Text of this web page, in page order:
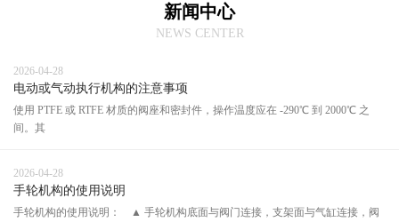
新闻中心
NEWS CENTER
2026-04-28
电动或气动执行机构的注意事项
使用 PTFE 或 RTFE 材质的阀座和密封件，操作温度应在 -290℃ 到 2000℃ 之
间。其
2026-04-28
手轮机构的使用说明
手轮机构的使用说明： ▲ 手轮机构底面与阀门连接，支架面与气缸连接，阀